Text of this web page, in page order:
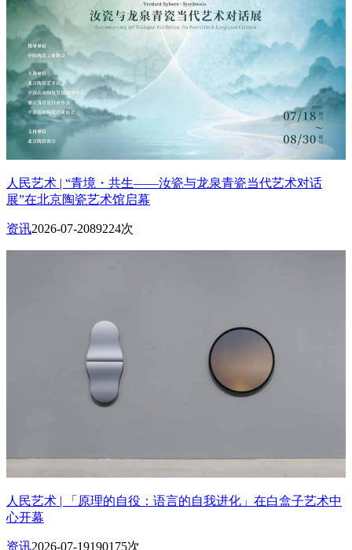
人民艺术 | “青境・共生——汝瓷与龙泉青瓷当代艺术对话
展”在北京陶瓷艺术馆启幕
资讯2026-07-2089224次
人民艺术 | 「原理的自役：语言的自我进化」在白盒子艺术中
心开幕
资讯2026-07-19190175次